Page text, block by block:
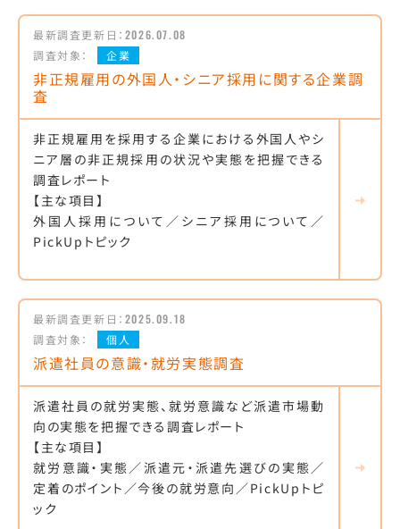
最新調査更新日： 2026.07.08
調査対象：
企業
非正規雇用の外国人・シニア採用に関する企業調
査
非正規雇用を採用する企業における外国人やシ
ニア層の非正規採用の状況や実態を把握できる
調査レポート
【主な項目】
外国人採用について／シニア採用について／
PickUpトピック
最新調査更新日： 2025.09.18
調査対象：
個人
派遣社員の意識・就労実態調査
派遣社員の就労実態、就労意識など派遣市場動
向の実態を把握できる調査レポート
【主な項目】
就労意識・実態／派遣元・派遣先選びの実態／
定着のポイント／今後の就労意向／PickUpトピ
ック